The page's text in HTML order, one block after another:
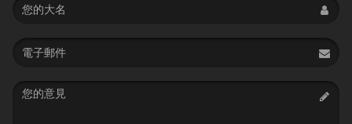
Email
address
Message